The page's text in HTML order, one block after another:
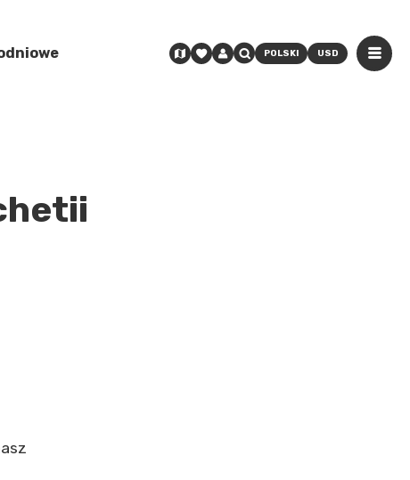
POLSKI USD